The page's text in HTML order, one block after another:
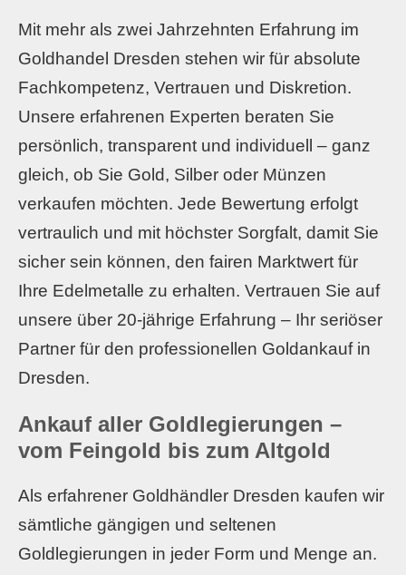
Mit mehr als zwei Jahrzehnten Erfahrung im
Goldhandel Dresden stehen wir für absolute
Fachkompetenz, Vertrauen und Diskretion.
Unsere erfahrenen Experten beraten Sie
persönlich, transparent und individuell – ganz
gleich, ob Sie Gold, Silber oder Münzen
verkaufen möchten. Jede Bewertung erfolgt
vertraulich und mit höchster Sorgfalt, damit Sie
sicher sein können, den fairen Marktwert für
Ihre Edelmetalle zu erhalten. Vertrauen Sie auf
unsere über 20-jährige Erfahrung – Ihr seriöser
Partner für den professionellen Goldankauf in
Dresden.
Ankauf aller Goldlegierungen –
vom Feingold bis zum Altgold
Als erfahrener Goldhändler Dresden kaufen wir
sämtliche gängigen und seltenen
Goldlegierungen in jeder Form und Menge an.